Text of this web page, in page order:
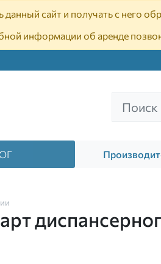
сайт и получать с него
информации об аренде